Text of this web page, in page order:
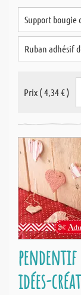
Support bougie
Ruban adhésif
Prix ( 4,34 € )
pendentif
idées-